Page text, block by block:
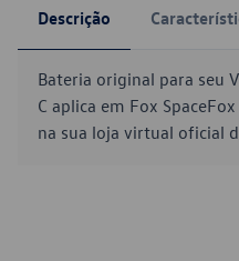
Descrição
Bateria original para seu
C aplica em Fox
na sua loja virtual oficial